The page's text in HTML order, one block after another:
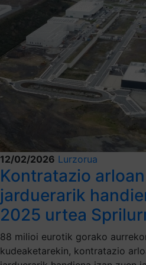
12/02/2026 Lurzorua
Kontratazio
jarduerarik
2025 urtea
88 milioi eurotik gorako
kudeaketarekin, kontratazio